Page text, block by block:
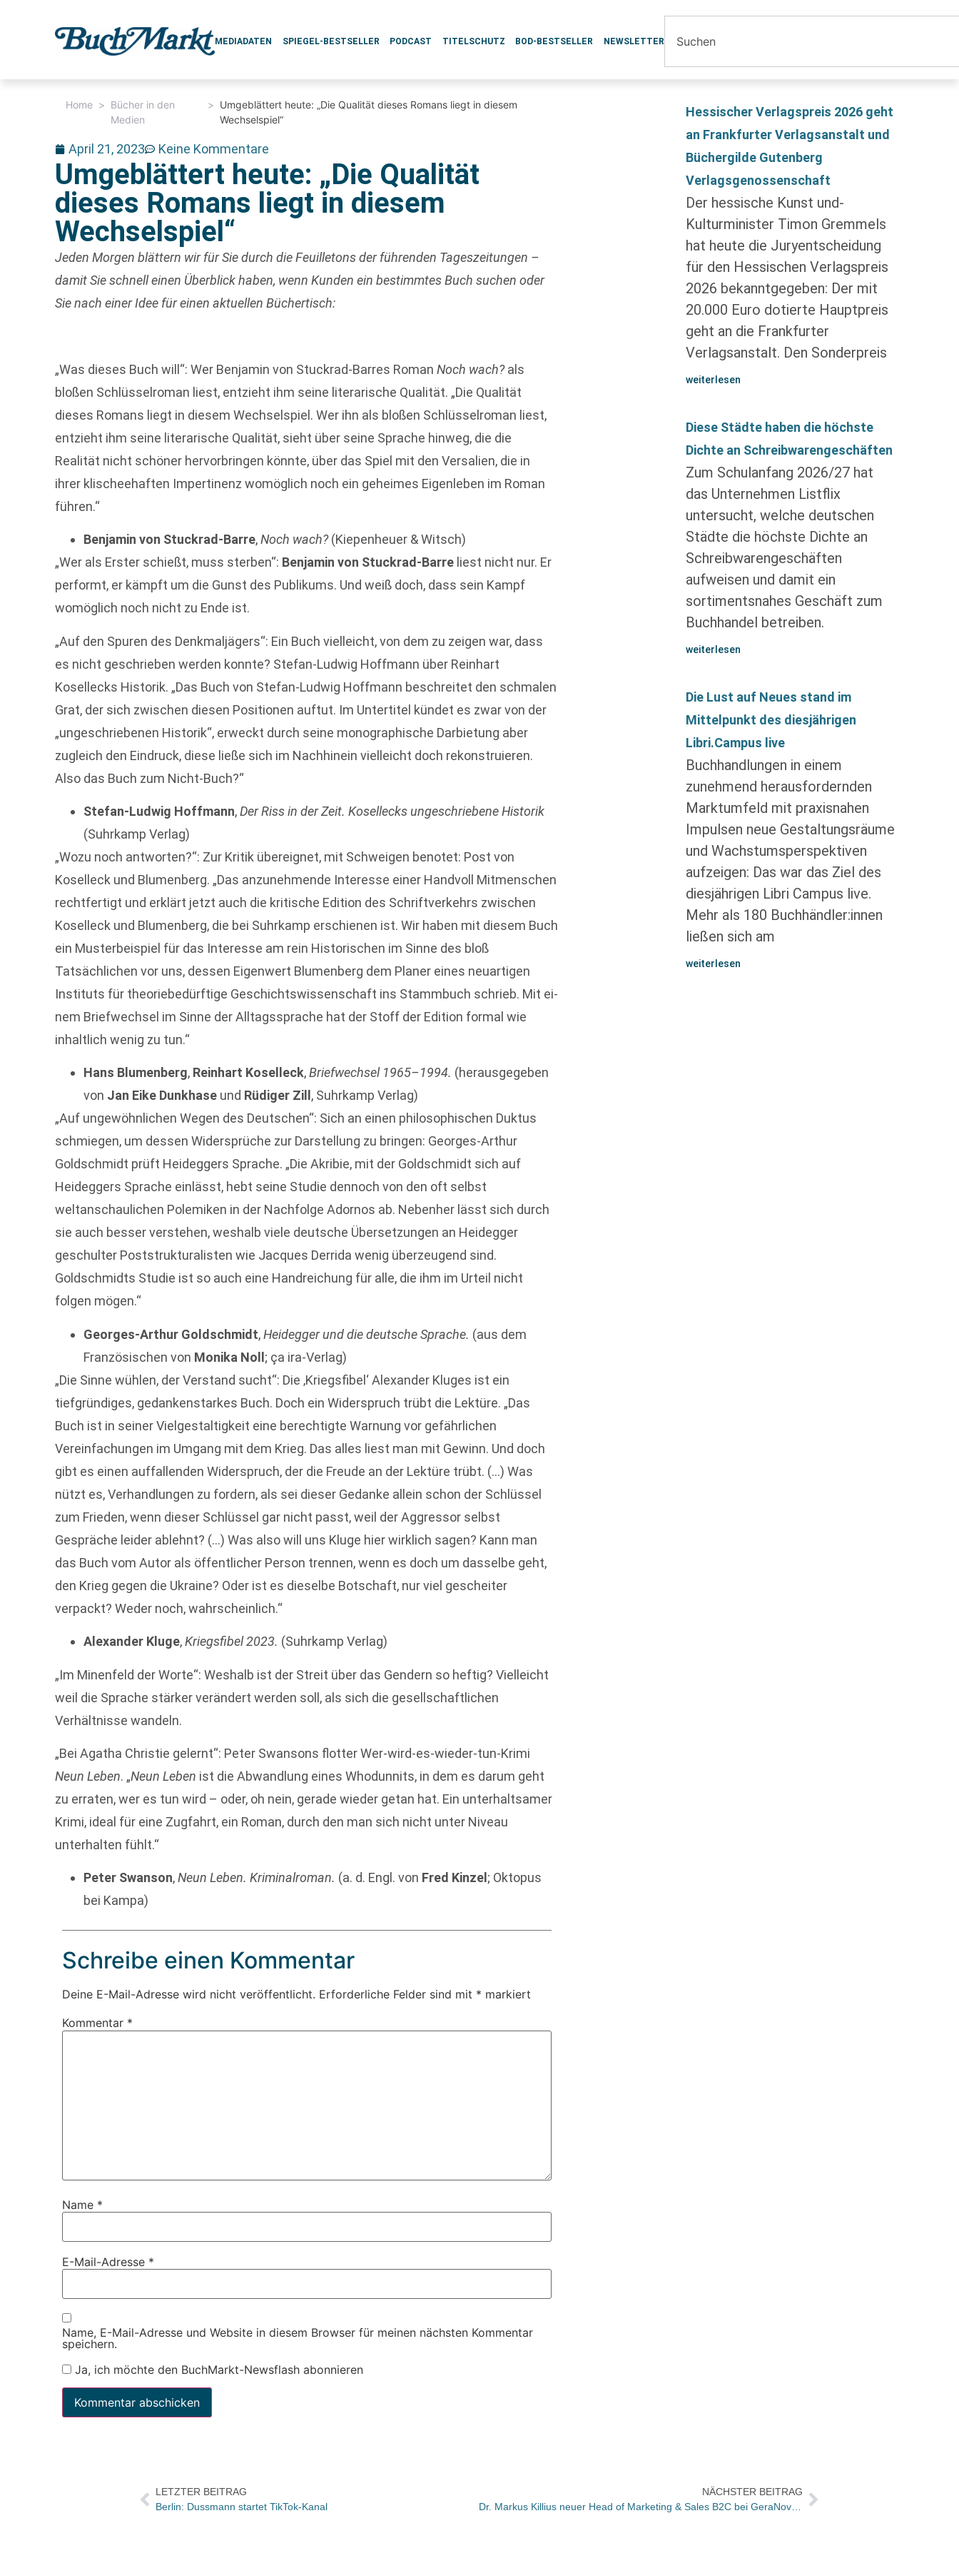
MEDIADATEN SPIEGEL-BESTSELLER PODCAST TITELSCHUTZ BOD-BESTSELLER NEWSLETTER
Home > Bücher in den
Medien
> Umgeblättert heute: „Die Qualität dieses Romans liegt in diesem
Wechselspiel“
April 21, 2023 Keine Kommentare
Umgeblättert heute: „Die Qualität
dieses Romans liegt in diesem
Wechselspiel“
Jeden Morgen blättern wir für Sie durch die Feuilletons der führenden Tageszeitungen –
damit Sie schnell einen Überblick haben, wenn Kunden ein bestimmtes Buch suchen oder
Sie nach einer Idee für einenaktuellen Büchertisch:
„Was dieses Buch will“: Wer Benjamin von Stuckrad-Barres RomanNoch wach?als
bloßen Schlüsselroman liest, entzieht ihm seine literarische Qualität. „Die Qualität
dieses Romans liegt in diesem Wechselspiel. Wer ihn als bloßen Schlüsselroman liest,
entzieht ihm seine literarische Qualität, sieht über seine Sprache hinweg, die die
Realität nicht schöner hervorbringen könnte, über das Spiel mit den Versalien, die in
ihrer klischeehaften Impertinenz womöglich noch ein ge­heimes Eigenleben im Roman
führen.“
Benjamin von Stuckrad-Barre,Noch wach?(Kiepenheuer & Witsch)
„Wer als Erster schießt, muss sterben“: Benjamin von Stuckrad-Barre liest nicht nur. Er
performt, er kämpft um die Gunst des Publikums. Und weiß doch, dass sein Kampf
womöglich noch nicht zu Ende ist.
„Auf den Spuren des Denkmaljägers“: Ein Buch vielleicht, von dem zu zeigen war, dass
es nicht geschrieben werden konnte? Stefan-Ludwig Hoffmann über Reinhart
Kosellecks Historik. „Das Buch von Stefan-Ludwig Hoffmann beschreitet den schmalen
Grat, der sich zwischen diesen Positionen auftut. Im Untertitel kündet es zwar von der
„ungeschriebenen Historik“, erweckt durch seine monographische Darbietung aber
zugleich den Eindruck, diese ließe sich im Nachhinein vielleicht doch rekonstruieren.
Also das Buch zum Nicht-Buch?“
Stefan-Ludwig Hoffmann,Der Riss in der Zeit. Kosellecks ungeschriebene Historik
(Suhrkamp Verlag)
„Wozu noch antworten?“: Zur Kritik übereignet, mit Schweigen benotet: Post von
Koselleck und Blumenberg. „Das anzunehmende Interesse einer Handvoll Mitmenschen
rechtfertigt und er­klärt jetzt auch die kritische Edition des Schriftverkehrs zwischen
Koselleck und Blumenberg, die bei Suhrkamp er­schienen ist. Wir haben mit diesem Buch
ein Musterbeispiel für das Interesse am rein Historischen im Sinne des bloß
Tatsächlichen vor uns, dessen Eigenwert Blumenberg dem Planer eines neuartigen
Instituts für theoriebedürftige Geschichtswissenschaft ins Stammbuch schrieb. Mit ei­
nem Briefwechsel im Sinne der Alltagssprache hat der Stoff der Edition formal wie
inhaltlich wenig zu tun.“
Hans Blumenberg, Reinhart Koselleck,Briefwechsel 1965–1994. (herausgegeben
von Jan Eike Dunkhase und Rüdiger Zill , Suhrkamp Verlag)
„Auf ungewöhnlichen Wegen des Deutschen“: Sich an einen philosophischen Duktus
schmiegen, um dessen Widersprüche zur Darstellung zu bringen: Georges-Arthur
Goldschmidt prüft Heideggers Sprache. „Die Akribie, mit der Goldschmidt sich auf
Heideggers Sprache einlässt, hebt seine Studie dennoch von den oft selbst
weltanschaulichen Polemiken in der Nachfolge Adornos ab. Nebenher lässt sich durch
sie auch besser verstehen, weshalb viele deutsche Übersetzungen an Heidegger
geschulter Poststrukturalisten wie Jacques Derrida wenig überzeugend sind.
Goldschmidts Studie ist so auch eine Handreichung für alle, die ihm im Urteil nicht
folgen mögen.“
Georges-Arthur Goldschmidt,Heidegger und die deutsche Sprache. (aus dem
Französischen von Monika Noll; ça ira-Verlag)
„Die Sinne wühlen, der Verstand sucht“: Die ‚Kriegsfibel‘ Alexander Kluges ist ein
tiefgründiges, gedankenstarkes Buch. Doch ein Widerspruch trübt die Lektüre. „Das
Buch ist in seiner Vielgestaltigkeit eine berechtigte Warnung vor gefährlichen
Vereinfachungen im Umgang mit dem Krieg. Das alles liest man mit Gewinn. Und doch
gibt es einen auffallenden Widerspruch, der die Freude an der Lektüre trübt. (…) Was
nützt es, Verhandlungen zu fordern, als sei dieser Gedanke allein schon der Schlüssel
zum Frieden, wenn dieser Schlüssel gar nicht passt, weil der Aggressor selbst
Gespräche leider ablehnt? (…) Was also will uns Kluge hier wirklich sagen? Kann man
das Buch vom Autor als öffentlicher Person trennen, wenn es doch um dasselbe geht,
den Krieg gegen die Ukraine? Oder ist es dieselbe Botschaft, nur viel gescheiter
verpackt? Weder noch, wahrscheinlich.“
Alexander Kluge, Kriegsfibel 2023. (Suhrkamp Verlag)
„Im Minenfeld der Worte“: Weshalb ist der Streit über das Gendern so heftig? Vielleicht
weil die Sprache stärker verändert werden soll, als sich die gesellschaftlichen
Verhältnisse wandeln.
„Bei Agatha Christie gelernt“: Peter Swansons flotter Wer-wird-es-wieder-tun-Krimi
Neun Leben. „Neun Leben ist die Abwandlung eines Whodunnits, in dem es darum geht
zu erraten, wer es tun wird – oder, oh nein, gerade wieder getan hat. Ein unterhaltsamer
Krimi, ideal für eine Zugfahrt, ein Roman, durch den man sich nicht unter Niveau
unterhalten fühlt.“
Peter Swanson,Neun Leben. Kriminalroman. (a. d. Engl. von Fred Kinzel ; Oktopus
bei Kampa)
Schreibe einen Kommentar
Deine E-Mail-Adresse wird nicht veröffentlicht. Erforderliche Felder sind mit * markiert
Kommentar *
Name *
E-Mail-Adresse *
Name, E-Mail-Adresse und Website in diesem Browser für meinen nächsten Kommentar
speichern.
Ja, ich möchte den BuchMarkt-Newsflash abonnieren
Hessischer Verlagspreis 2026 geht
an Frankfurter Verlagsanstalt und
Büchergilde Gutenberg
Verlagsgenossenschaft
Der hessische Kunst und-
Kulturminister Timon Gremmels
hat heute die Juryentscheidung
für den Hessischen Verlagspreis
2026 bekanntgegeben: Der mit
20.000 Euro dotierte Hauptpreis
geht an die Frankfurter
Verlagsanstalt. Den Sonderpreis
weiterlesen
Diese Städte haben die höchste
Dichte an Schreibwarengeschäften
Zum Schulanfang 2026/27 hat
das Unternehmen Listflix
untersucht, welche deutschen
Städte die höchste Dichte an
Schreibwarengeschäften
aufweisen und damit ein
sortimentsnahes Geschäft zum
Buchhandel betreiben.
weiterlesen
Die Lust auf Neues stand im
Mittelpunkt des diesjährigen
Libri.Campus live
Buchhandlungen in einem
zunehmend herausfordernden
Marktumfeld mit praxisnahen
Impulsen neue Gestaltungsräume
und Wachstumsperspektiven
aufzeigen: Das war das Ziel des
diesjährigen Libri Campus live.
Mehr als 180 Buchhändler:innen
ließen sich am
weiterlesen
LETZTER BEITRAG
Berlin: Dussmann startet TikTok-Kanal
NÄCHSTER BEITRAG